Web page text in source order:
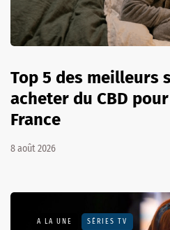
Top 5 des meilleurs
acheter du CBD
France
8 août 2026
A LA UNE SÉRIES TV